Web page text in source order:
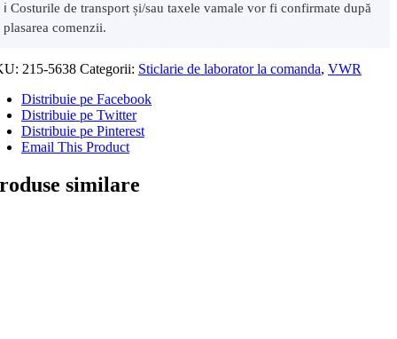
ℹ️ Costurile de transport și/sau taxele vamale vor fi confirmate după
plasarea comenzii.
215-5638 Categorii: Sticlarie de laborator la comanda, VWR
Distribuie pe Facebook
Distribuie pe Twitter
Distribuie pe Pinterest
Email This Product
similare